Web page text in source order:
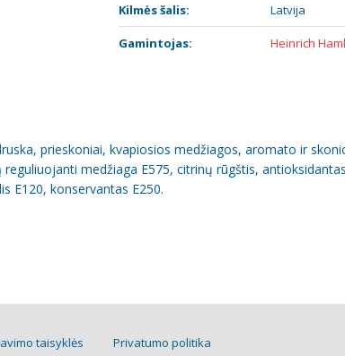
Kilmės šalis: Latvija
Gamintojas: Heinrich
prieskoniai, kvapiosios medžiagos, aromato ir
medžiaga E575, citrinų rūgštis,
E120, konservantas E250.
taisyklės Privatumo politika